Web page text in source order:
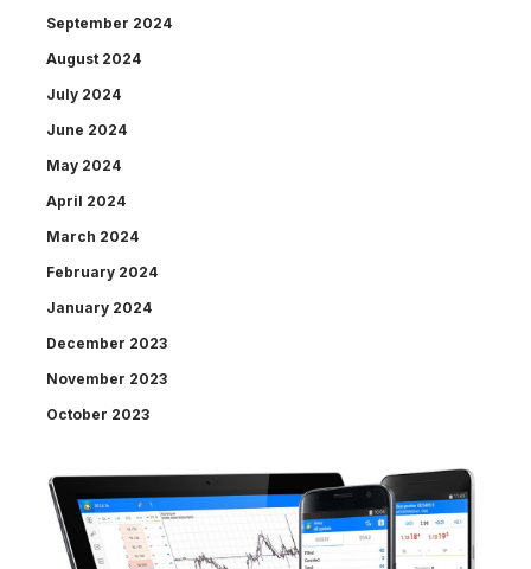
September 2024
August 2024
July 2024
June 2024
May 2024
April 2024
March 2024
February 2024
January 2024
December 2023
November 2023
October 2023